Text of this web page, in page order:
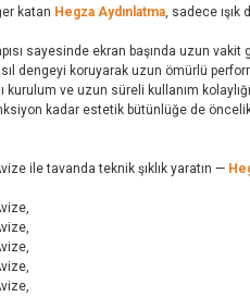
katan Hegza Aydınlatma, sadece
sayesinde ekran başında uzun
dengeyi koruyarak uzun ömürlü
kurulum ve uzun süreli kullanım
kadar estetik bütünlüğe de
ile tavanda teknik şıklık yaratın —